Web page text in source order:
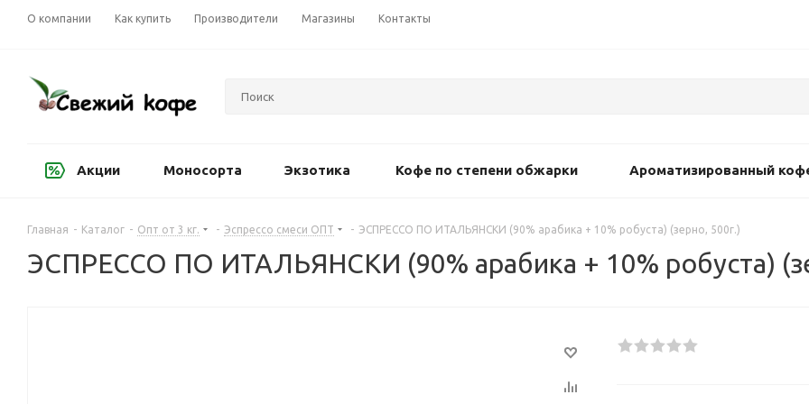
О компании Как купить Производители Магазины Контакты
Акции Моносорта Экзотика Кофе по степени обжарки Ароматизированный
Главная - Каталог - Опт от 3 кг. - Эспрессо смеси ОПТ - ЭСПРЕССО ПО ИТАЛЬЯНСКИ (90% арабика + 10% робуста) (зерно, 500г.)
ЭСПРЕССО ПО ИТАЛЬЯНСКИ (90% арабика + 10% робуста)